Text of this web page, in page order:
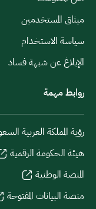
ميثاق المستخدمين
سياسة الاستخدام
الإبلاغ عن شبهة فساد
روابط مهمة
رؤية المملكة العربية
هيئة الحكومة الرقمية
المنصة الوطنية
منصة البيانات المفتوحة